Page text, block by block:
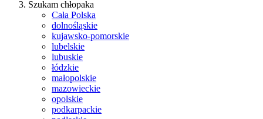
Szukam chłopaka
Cała Polska
dolnośląskie
kujawsko-pomorskie
lubelskie
lubuskie
łódzkie
małopolskie
mazowieckie
opolskie
podkarpackie